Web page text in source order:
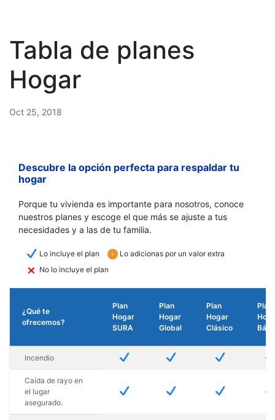
Tabla de planes
Hogar
Oct 25, 2018
Descubre la opción perfecta para respaldar tu
hogar
Porque tu vivienda es importante para nosotros, conoce
nuestros planes y escoge el que más se ajuste a tus
necesidades y a las de tu familia.
N Lo incluye el plan L Lo adicionas por un valor extra
M No lo incluye el plan
¿Qué te
ofrecemos?
Plan
Hogar
SURA
Plan
Hogar
Global
Plan
Hogar
Clásico
Plan
Incendio N N N N
Caída de rayo en
el lugar
asegurado.
N N N N